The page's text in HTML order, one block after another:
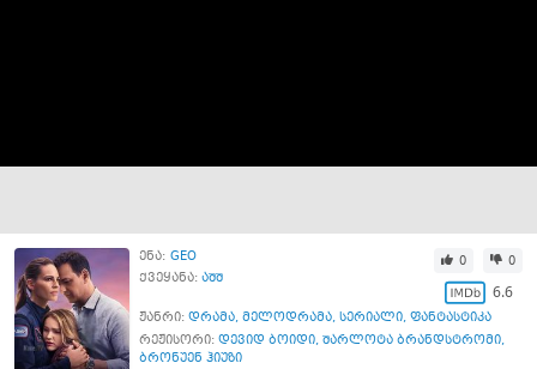
ენა: GEO
ქვეყანა: აშშ
0 0
6.6
ჟანრი: დრამა, მელოდრამა, სერიალი, ფანტასტიკა
რეჟისორი: დევიდ ბოიდი, შარლოტა ბრანდსტრომი,
ბრონუენ ჰიუზი